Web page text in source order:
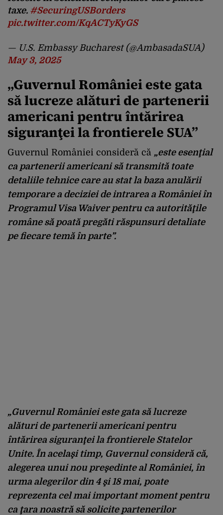
taxe. #SecuringUSBorders
pic.twitter.com/KqACTyKyGS
— U.S. Embassy Bucharest (@AmbasadaSUA)
May 3, 2025
„Guvernul României este gata
să lucreze alături de partenerii
americani pentru întărirea
siguranţei la frontierele SUA”
Guvernul României consideră că „este esenţial
ca partenerii americani să transmită toate
detaliile tehnice care au stat la baza anulării
temporare a deciziei de intrarea a României în
Programul Visa Waiver pentru ca autorităţile
române să poată pregăti răspunsuri detaliate
pe fiecare temă în parte”.
„Guvernul României este gata să lucreze
alături de partenerii americani pentru
întărirea siguranţei la frontierele Statelor
Unite. În acelaşi timp, Guvernul consideră că,
alegerea unui nou preşedinte al României, în
urma alegerilor din 4 şi 18 mai, poate
reprezenta cel mai important moment pentru
ca ţara noastră să solicite partenerilor